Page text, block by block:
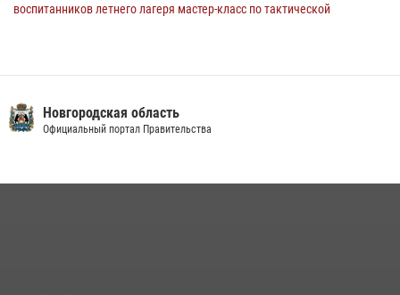
воспитанников летнего лагеря мастер-класс по тактической
подвел итоги служебной деятельности сотрудников
вневедомственной охраны за первое полугодие 2026 года
Новгородские росгвардейцы завоевали третье место в Санкт-
Новгородская область
Официальный портал Правительства